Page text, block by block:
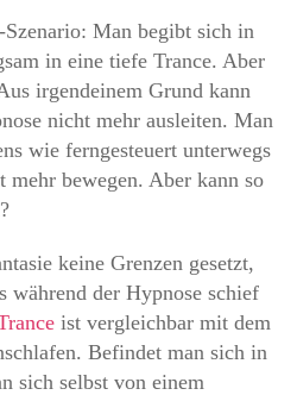
Man begibt sich in
in eine tiefe Trance. Aber
irgendeinem Grund kann
nicht mehr ausleiten. Man
wie ferngesteuert unterwegs
mehr bewegen. Aber kann so
keine Grenzen gesetzt,
während der Hypnose schief
ist vergleichbar mit dem
Befindet man sich in
sich selbst von einem